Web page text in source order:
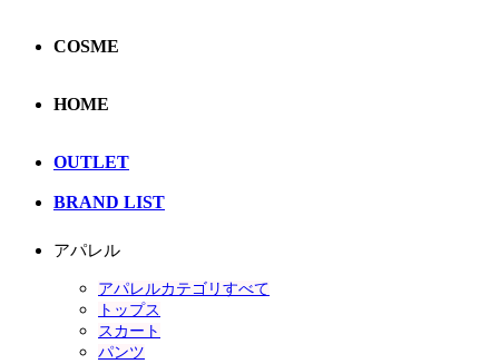
COSME
HOME
OUTLET
BRAND LIST
アパレル
アパレルカテゴリすべて
トップス
スカート
パンツ